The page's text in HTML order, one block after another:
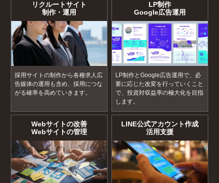
リクルートサイト
制作・運用
採用サイトの制作から各種求人広
告媒体の運用も含め、採用につな
がる確率を高めていきます。
LP制作
Google広告運用
LP制作とGoogle広告運用で、必
要に応じた改変を行っていくこと
で、投資対収益率の極大化を目指
します。
Webサイトの改善
Webサイトの管理
LINE公式アカウント作成
活用支援